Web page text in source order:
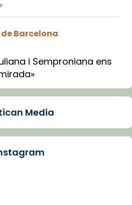
Barcelona
i Semproniana ens
bisbe de Tortosa, ha
Media